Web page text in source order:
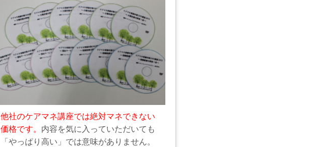
他社のケアマネ講座では絶対マネできない
価格です。 内容を気に入っていただいても
「やっぱり高い」では意味がありません。